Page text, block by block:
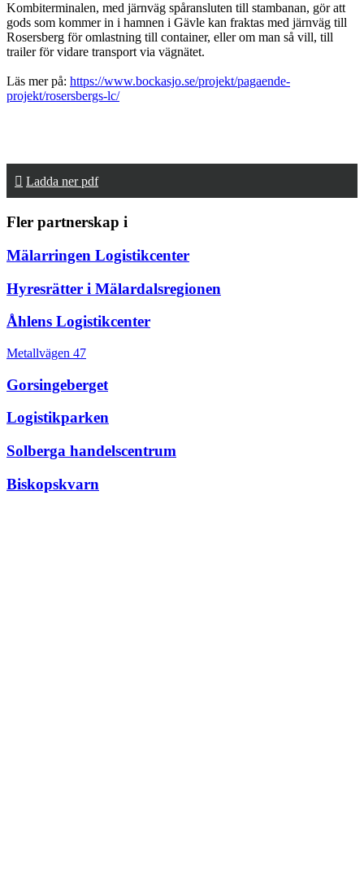
Kombiterminalen, med järnväg spåransluten till stambanan, gör att
gods som kommer in i hamnen i Gävle kan fraktas med järnväg till
Rosersberg för omlastning till container, eller om man så vill, till
trailer för vidare transport via vägnätet.
Läs mer på: https://www.bockasjo.se/projekt/pagaende-
projekt/rosersbergs-lc/
Ladda ner pdf
Fler partnerskap i
Mälarringen Logistikcenter
Hyresrätter i Mälardalsregionen
Åhlens Logistikcenter
Metallvägen 47
Gorsingeberget
Logistikparken
Solberga handelscentrum
Biskopskvarn